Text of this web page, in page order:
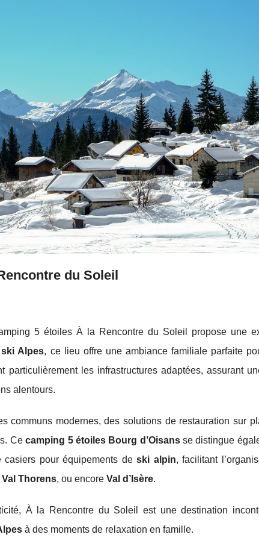
du Soleil
5 étoiles À la Rencontre du Soleil propose une
Alpes, ce lieu offre une ambiance familiale parfaite
les infrastructures adaptées, assurant
alentours.
communs modernes, des solutions de restauration sur
Cecamping 5 étoiles Bourg d’Oisansse distingue
casiers pour équipements deski alpin, facilitant
Val Thorens, ou encore Val d’Isère.
À la Rencontre du Soleil est une destination
à des moments de relaxation en famille.